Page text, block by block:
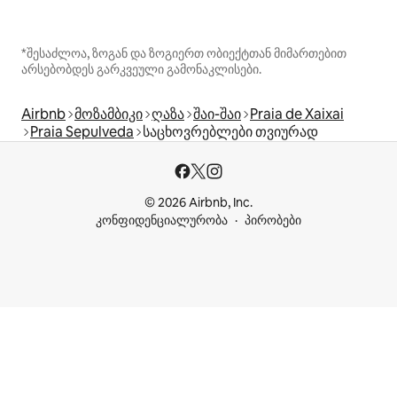
*შესაძლოა, ზოგან და ზოგიერთ ობიექტთან მიმართებით
არსებობდეს გარკვეული გამონაკლისები.
Airbnb მოზამბიკი ღაზა შაი-შაი Praia de Xaixai
Praia Sepulveda საცხოვრებლები თვიურად
© 2026 Airbnb, Inc.
კონფიდენციალურობა
პირობები